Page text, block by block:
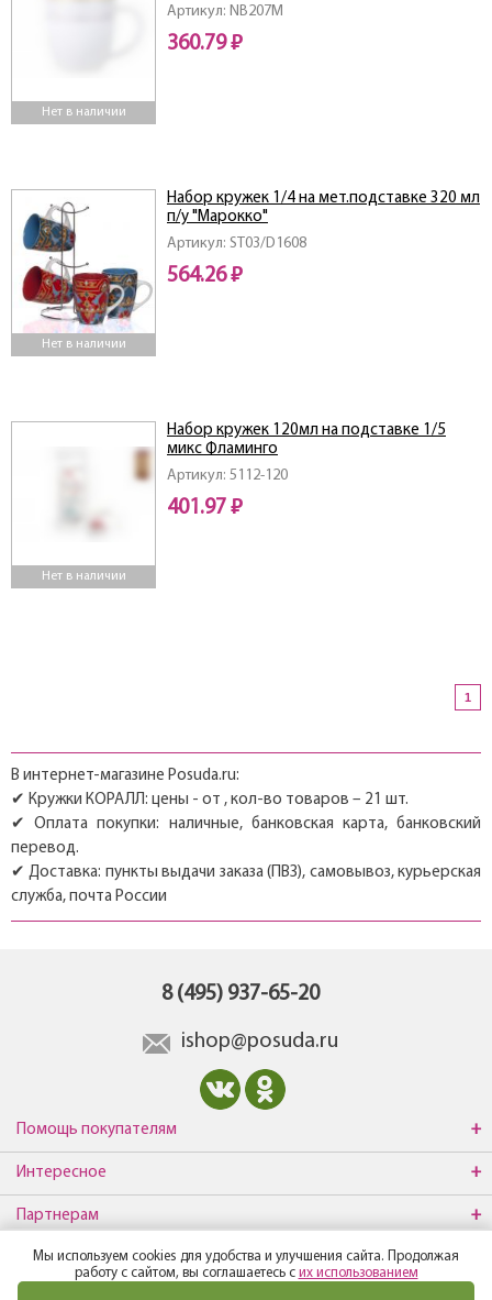
Нет в наличии
Артикул: NB207M
360.79 ₽
Нет в наличии
Артикул: ST03/D1608
Набор кружек 1/4 на мет.подставке 320 мл
п/у "Марокко"
564.26 ₽
Нет в наличии
Артикул: 5112-120
Набор кружек 120мл на подставке 1/5
микс Фламинго
401.97 ₽
1
В интернет-магазине Posuda.ru:
✔ Кружки КОРАЛЛ: цены - от , кол-во товаров – 21 шт.
✔ Оплата покупки: наличные, банковская карта, банковский
перевод.
✔ Доставка: пункты выдачи заказа (ПВЗ), самовывоз, курьерская
служба, почта России
8 (495) 937-65-20
ishop@posuda.ru
Помощь покупателям
Интересное
Партнерам
О компании
Мы используем cookies для удобства и улучшения сайта. Продолжая
работу с сайтом, вы соглашаетесь с их использованием